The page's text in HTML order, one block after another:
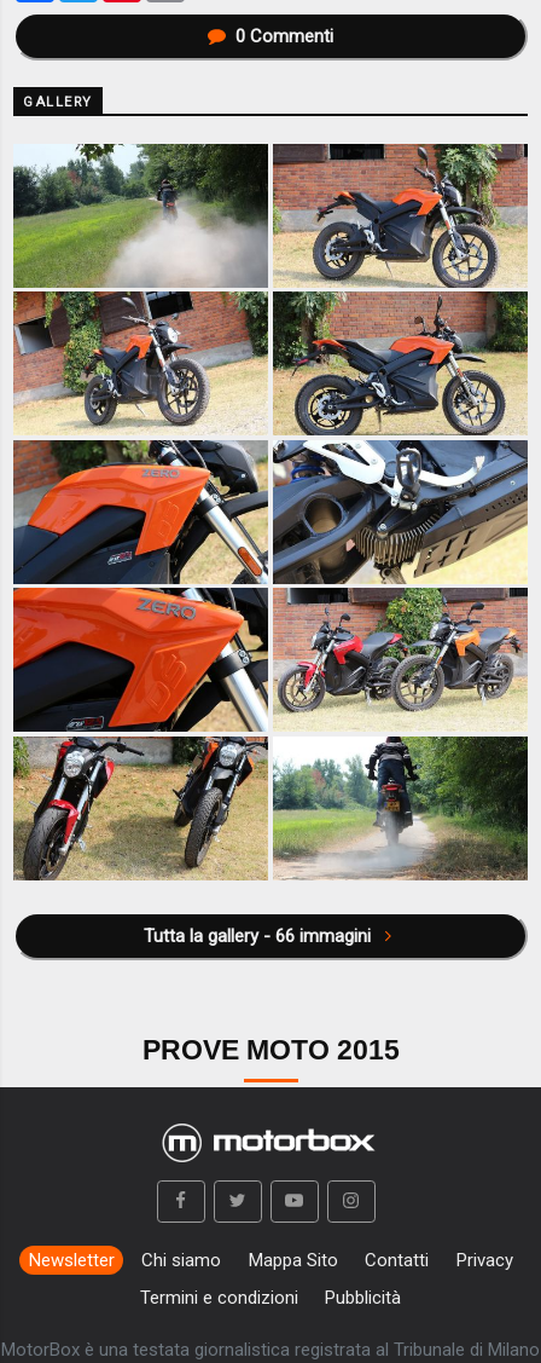
0Commenti
GALLERY
Tutta la gallery - 66 immagini
PROVE MOTO 2015
Newsletter Chi siamo Mappa Sito Contatti
Privacy
Termini e condizioni
Pubblicità
MotorBox è una testata giornalistica registrata al Tribunale di Milano